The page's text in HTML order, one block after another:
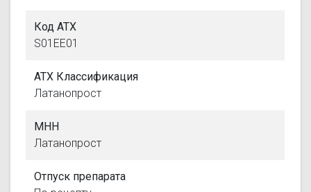
Код АТХ
S01EE01
АТХ Классификация
Латанопрост
МНН
Латанопрост
Отпуск препарата